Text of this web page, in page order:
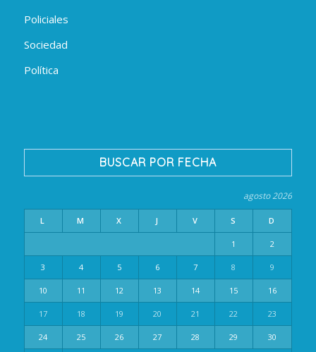
Policiales
Sociedad
Política
BUSCAR POR FECHA
agosto 2026
L M X J V S D
1 2
3 4 5 6 7 8 9
10 11 12 13 14 15 16
17 18 19 20 21 22 23
24 25 26 27 28 29 30